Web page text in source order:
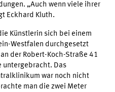
„Auch wenn viele ihrer
Eckhard Kluth.
Künstlerin sich bei einem
Westfalen durchgesetzt
der Robert-Koch-Straße 41
untergebracht. Das
war noch nicht
man die zwei Meter